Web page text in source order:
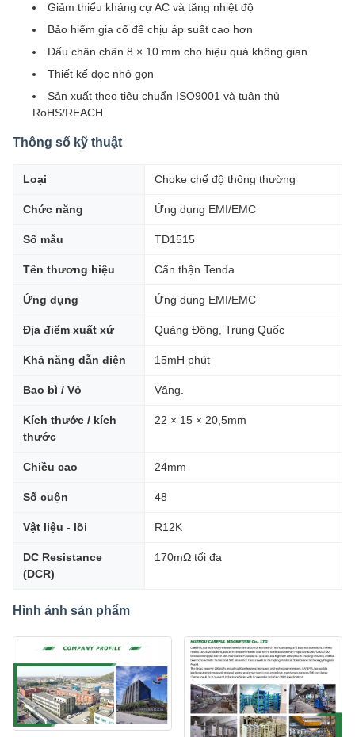
Giảm thiểu kháng cự AC và tăng nhiệt độ
Bảo hiểm gia cố để chịu áp suất cao hơn
Dấu chân chân 8 × 10 mm cho hiệu quả không gian
Thiết kế dọc nhỏ gọn
Sản xuất theo tiêu chuẩn ISO9001 và tuân thủ
RoHS/REACH
Thông số kỹ thuật
Loại Choke chế độ thông thường
Chức năng Ứng dụng EMI/EMC
Số mẫu TD1515
Tên thương hiệu Cẩn thận Tenda
Ứng dụng Ứng dụng EMI/EMC
Địa điểm xuất xứ Quảng Đông, Trung Quốc
Khả năng dẫn điện 15mH phút
Bao bì / Vỏ Vâng.
Kích thước / kích
thước
22 × 15 × 20,5mm
Chiều cao 24mm
Số cuộn 48
Vật liệu - lõi R12K
DC Resistance
(DCR)
170mΩ tối đa
Hình ảnh sản phẩm